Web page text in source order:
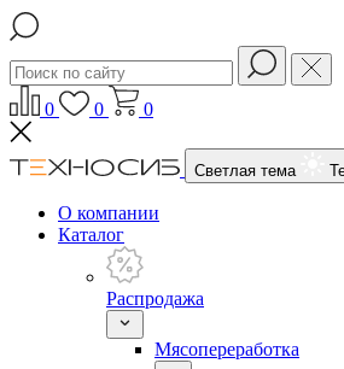
0 0 0
Светлая тема
О компании
Каталог
Распродажа
Мясопереработка